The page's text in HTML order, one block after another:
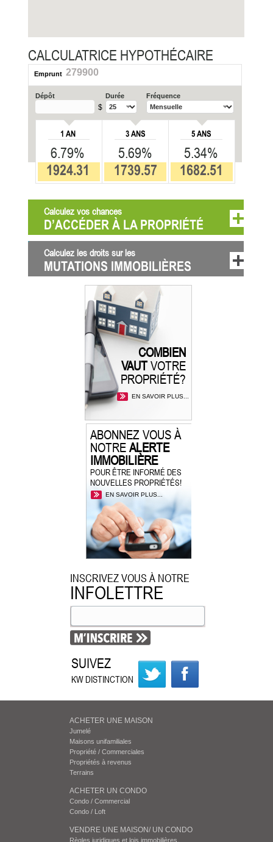
CALCULATRICE HYPOTHÉCAIRE
Emprunt 279900
Dépôt
$
Durée Fréquence
1 AN
6.79%
1924.31
3 ANS
5.69%
1739.57
5 ANS
5.34%
1682.51
Calculez vos chances
D’ACCÉDER À LA PROPRIÉTÉ
Calculez les droits sur les
MUTATIONS IMMOBILIÈRES
COMBIEN
VAUT VOTRE
PROPRIÉTÉ?
EN SAVOIR PLUS...
ABONNEZ VOUS À
NOTREALERTE
IMMOBILIÈRE
POUR ÊTRE INFORMÉ DES
NOUVELLES PROPRIÉTÉS!
EN SAVOIR PLUS...
INSCRIVEZ VOUS À NOTRE
INFOLETTRE
SUIVEZ
KW DISTINCTION
ACHETER UNE MAISON
Jumelé
Maisons unifamiliales
Propriété / Commerciales
Propriétés à revenus
Terrains
ACHETER UN CONDO
Condo / Commercial
Condo / Loft
VENDRE UNE MAISON/ UN CONDO
Règles juridiques et lois immobilières.